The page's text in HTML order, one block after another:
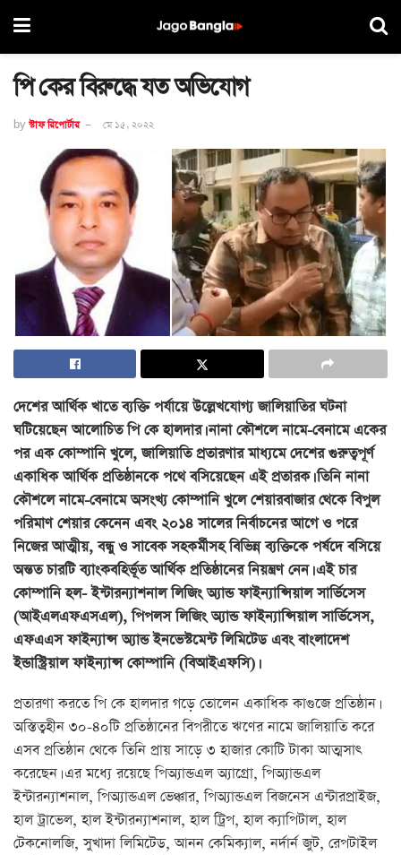
পি কের বিরুদ্ধে যত অভিযোগ
by স্টাফ রিপোর্টার মে ১৫, ২০২২
দেশের আর্থিক খাতে ব্যক্তি পর্যায়ে উল্লেখযোগ্য জালিয়াতির ঘটনা
ঘটিয়েছেন আলোচিত পি কে হালদার। নানা কৌশলে নামে-বেনামে একের
পর এক কোম্পানি খুলে, জালিয়াতি প্রতারণার মাধ্যমে দেশের গুরুত্বপূর্ণ
একাধিক আর্থিক প্রতিষ্ঠানকে পথে বসিয়েছেন এই প্রতারক। তিনি নানা
কৌশলে নামে-বেনামে অসংখ্য কোম্পানি খুলে শেয়ারবাজার থেকে বিপুল
পরিমাণ শেয়ার কেনেন এবং ২০১৪ সালের নির্বাচনের আগে ও পরে
নিজের আত্মীয়, বন্ধু ও সাবেক সহকর্মীসহ বিভিন্ন ব্যক্তিকে পর্ষদে বসিয়ে
অন্তত চারটি ব্যাংকবহির্ভূত আর্থিক প্রতিষ্ঠানের নিয়ন্ত্রণ নেন। এই চার
কোম্পানি হল- ইন্টারন্যাশনাল লিজিং অ্যান্ড ফাইন্যান্সিয়াল সার্ভিসেস
(আইএলএফএসএল), পিপলস লিজিং অ্যান্ড ফাইন্যান্সিয়াল সার্ভিসেস,
এফএএস ফাইন্যান্স অ্যান্ড ইনভেস্টমেন্ট লিমিটেড এবং বাংলাদেশ
ইন্ডাস্ট্রিয়াল ফাইন্যান্স কোম্পানি (বিআইএফসি)।
প্রতারণা করতে পি কে হালদার গড়ে তোলেন একাধিক কাগুজে প্রতিষ্ঠান।
অস্তিত্বহীন ৩০-৪০টি প্রতিষ্ঠানের বিপরীতে ঋণের নামে জালিয়াতি করে
এসব প্রতিষ্ঠান থেকে তিনি প্রায় সাড়ে ৩ হাজার কোটি টাকা আত্মসাৎ
করেছেন। এর মধ্যে রয়েছে পিঅ্যান্ডএল অ্যাগ্রো, পিঅ্যান্ডএল
ইন্টারন্যাশনাল, পিঅ্যান্ডএল ভেঞ্চার, পিঅ্যান্ডএল বিজনেস এন্টারপ্রাইজ,
হাল ট্রাভেল, হাল ইন্টারন্যাশনাল, হাল ট্রিপ, হাল ক্যাপিটাল, হাল
টেকনোলজি, সুখাদা লিমিটেড, আনন কেমিক্যাল, নর্দার্ন জুট, রেপটাইল